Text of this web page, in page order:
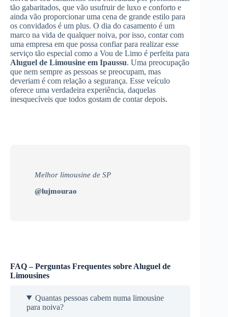
tão gabaritados, que vão usufruir de luxo e conforto e
ainda vão proporcionar uma cena de grande estilo para
os convidados é um plus. O dia do casamento é um
marco na vida de qualquer noiva, por isso, contar com
uma empresa em que possa confiar para realizar esse
serviço tão especial como a Vou de Limo é perfeita para
Aluguel de Limousine em Ipaussu. Uma preocupação
que nem sempre as pessoas se preocupam, mas
deveriam é com relação a segurança. Esse veículo
oferece uma verdadeira experiência, daquelas
inesquecíveis que todos gostam de contar depois.
Melhor limousine de SP
@lujmourao
FAQ – Perguntas Frequentes sobre Aluguel de
Limousines
Quantas pessoas cabem numa limousine
para noiva?